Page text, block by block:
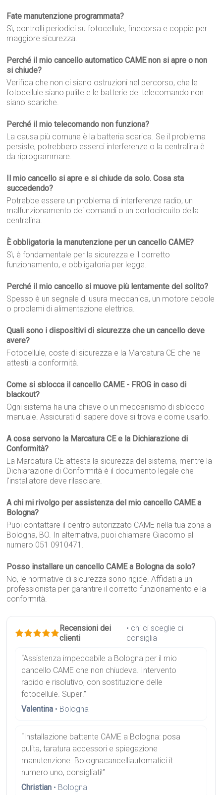
Fate manutenzione programmata?
Sì, controlli periodici su fotocellule, finecorsa e coppie per
maggiore sicurezza.
Perché il mio cancello automatico CAME non si apre o non
si chiude?
Verifica che non ci siano ostruzioni nel percorso, che le
fotocellule siano pulite e le batterie del telecomando non
siano scariche.
Perché il mio telecomando non funziona?
La causa più comune è la batteria scarica. Se il problema
persiste, potrebbero esserci interferenze o la centralina è
da riprogrammare.
Il mio cancello si apre e si chiude da solo. Cosa sta
succedendo?
Potrebbe essere un problema di interferenze radio, un
malfunzionamento dei comandi o un cortocircuito della
centralina.
È obbligatoria la manutenzione per un cancello CAME?
Sì, è fondamentale per la sicurezza e il corretto
funzionamento, e obbligatoria per legge.
Perché il mio cancello si muove più lentamente del solito?
Spesso è un segnale di usura meccanica, un motore debole
o problemi di alimentazione elettrica.
Quali sono i dispositivi di sicurezza che un cancello deve
avere?
Fotocellule, coste di sicurezza e la Marcatura CE che ne
attesti la conformità.
Come si sblocca il cancello CAME - FROG in caso di
blackout?
Ogni sistema ha una chiave o un meccanismo di sblocco
manuale. Assicurati di sapere dove si trova e come usarlo.
A cosa servono la Marcatura CE e la Dichiarazione di
Conformità?
La Marcatura CE attesta la sicurezza del sistema, mentre la
Dichiarazione di Conformità è il documento legale che
l'installatore deve rilasciare.
A chi mi rivolgo per assistenza del mio cancello CAME a
Bologna?
Puoi contattare il centro autorizzato CAME nella tua zona a
Bologna, BO. In alternativa, puoi chiamare Giacomo al
numero 051 0910471.
Posso installare un cancello CAME a Bologna da solo?
No, le normative di sicurezza sono rigide. Affidati a un
professionista per garantire il corretto funzionamento e la
conformità.
Recensioni dei
clienti
• chi ci sceglie ci
consiglia
“Assistenza impeccabile a Bologna per il mio
cancello CAME che non chiudeva. Intervento
rapido e risolutivo, con sostituzione delle
fotocellule. Super!”
Valentina • Bologna
“Installazione battente CAME a Bologna: posa
pulita, taratura accessori e spiegazione
manutenzione. Bolognacancelliautomatici.it
numero uno, consigliati!”
Christian • Bologna